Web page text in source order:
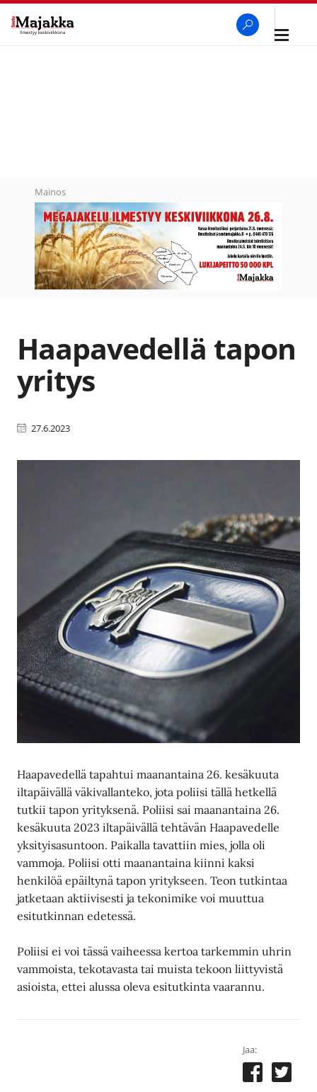
Avaa
Mainos
Haapavedellä tapon
yritys
27.6.2023
Haapavedellä tapahtui maanantaina 26. kesäkuuta
iltapäivällä väkivallanteko, jota poliisi tällä hetkellä
tutkii tapon yrityksenä. Poliisi sai maanantaina 26.
kesäkuuta 2023 iltapäivällä tehtävän Haapavedelle
yksityisasuntoon. Paikalla tavattiin mies, jolla oli
vammoja. Poliisi otti maanantaina kiinni kaksi
henkilöä epäiltynä tapon yritykseen. Teon tutkintaa
jatketaan aktiivisesti ja tekonimike voi muuttua
esitutkinnan edetessä.
Poliisi ei voi tässä vaiheessa kertoa tarkemmin uhrin
vammoista, tekotavasta tai muista tekoon liittyvistä
asioista, ettei alussa oleva esitutkinta vaarannu.
Jaa: